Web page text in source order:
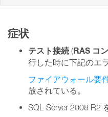
症状
テスト接続 (RAS コ
行した時に下記のエ
ファイアウォール要
放されている。
SQL Server 2008 R2